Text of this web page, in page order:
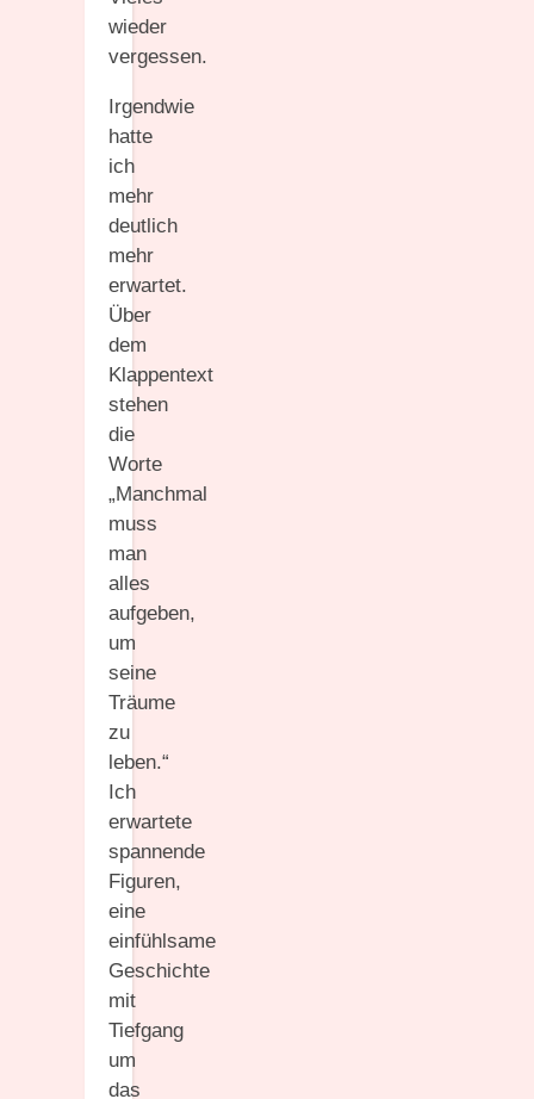
wieder
vergessen.
Irgendwie
hatte
ich
mehr
deutlich
mehr
erwartet.
Über
dem
Klappentext
stehen
die
Worte
„Manchmal
muss
man
alles
aufgeben,
um
seine
Träume
zu
leben.“
Ich
erwartete
spannende
Figuren,
eine
einfühlsame
Geschichte
mit
Tiefgang
um
das